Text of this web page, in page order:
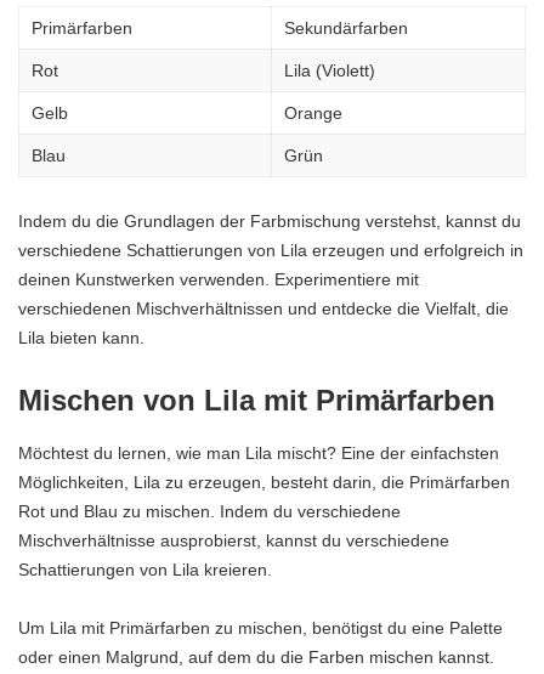
Primärfarben Sekundärfarben
Rot Lila (Violett)
Gelb Orange
Blau Grün
Indem du die Grundlagen der Farbmischung verstehst, kannst du
verschiedene Schattierungen von Lila erzeugen und erfolgreich in
deinen Kunstwerken verwenden. Experimentiere mit
verschiedenen Mischverhältnissen und entdecke die Vielfalt, die
Lila bieten kann.
Mischen von Lila mit Primärfarben
Möchtest du lernen, wie man Lila mischt? Eine der einfachsten
Möglichkeiten, Lila zu erzeugen, besteht darin, die Primärfarben
Rot und Blau zu mischen. Indem du verschiedene
Mischverhältnisse ausprobierst, kannst du verschiedene
Schattierungen von Lila kreieren.
Um Lila mit Primärfarben zu mischen, benötigst du eine Palette
oder einen Malgrund, auf dem du die Farben mischen kannst.